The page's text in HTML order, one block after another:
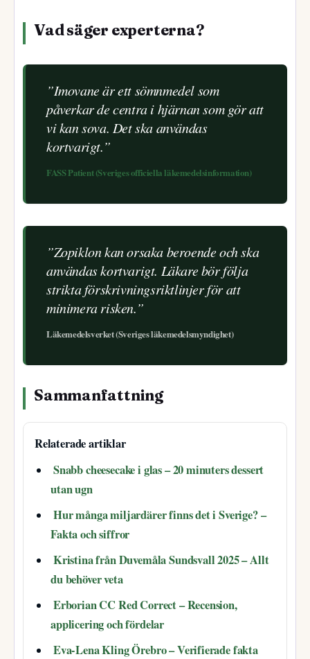
Vad säger experterna?
”Imovane är ett sömnmedel som
påverkar de centra i hjärnan som gör att
vi kan sova. Det ska användas
kortvarigt.”
FASS Patient (Sveriges officiella läkemedelsinformation)
”Zopiklon kan orsaka beroende och ska
användas kortvarigt. Läkare bör följa
strikta förskrivningsriktlinjer för att
minimera risken.”
Läkemedelsverket (Sveriges läkemedelsmyndighet)
Sammanfattning
Relaterade artiklar
Snabb cheesecake i glas – 20 minuters dessert
utan ugn
Hur många miljardärer finns det i Sverige? –
Fakta och siffror
Kristina från Duvemåla Sundsvall 2025 – Allt
du behöver veta
Erborian CC Red Correct – Recension,
applicering och fördelar
Eva-Lena Kling Örebro – Verifierade fakta